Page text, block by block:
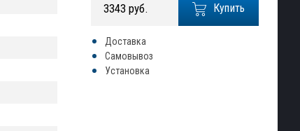
Купить
3343 руб.
Доставка
Самовывоз
Установка